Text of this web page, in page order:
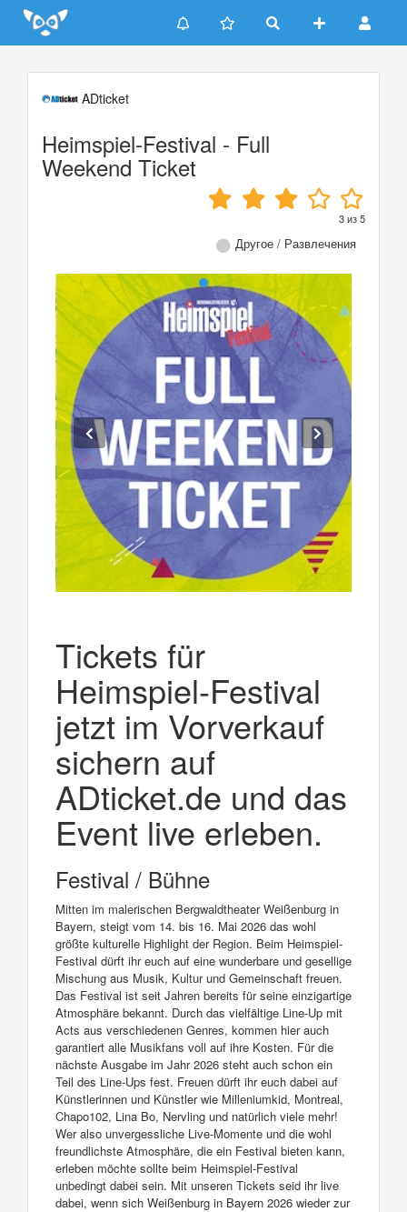
Update cookies preferences
ADticket
Heimspiel-Festival - Full
Weekend Ticket
3из5
Другое / Развлечения
Tickets für
Heimspiel-Festival
jetzt im Vorverkauf
sichern auf
ADticket.de und das
Event live erleben.
Festival / Bühne
Mitten im malerischen Bergwaldtheater Weißenburg in
Bayern, steigt vom 14. bis 16. Mai 2026 das wohl
größte kulturelle Highlight der Region. Beim Heimspiel-
Festival dürft ihr euch auf eine wunderbare und gesellige
Mischung aus Musik, Kultur und Gemeinschaft freuen.
Das Festival ist seit Jahren bereits für seine einzigartige
Atmosphäre bekannt. Durch das vielfältige Line-Up mit
Acts aus verschiedenen Genres, kommen hier auch
garantiert alle Musikfans voll auf ihre Kosten. Für die
nächste Ausgabe im Jahr 2026 steht auch schon ein
Teil des Line-Ups fest. Freuen dürft ihr euch dabei auf
Künstlerinnen und Künstler wie Milleniumkid, Montreal,
Chapo102, Lina Bo, Nervling und natürlich viele mehr!
Wer also unvergessliche Live-Momente und die wohl
freundlichste Atmosphäre, die ein Festival bieten kann,
erleben möchte sollte beim Heimspiel-Festival
unbedingt dabei sein. Mit unseren Tickets seid ihr live
dabei, wenn sich Weißenburg in Bayern 2026 wieder zur